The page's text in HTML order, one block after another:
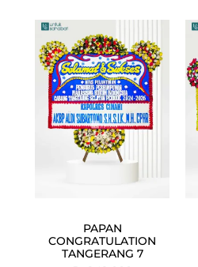
PAPAN
CONGRATULATION
TANGERANG 7